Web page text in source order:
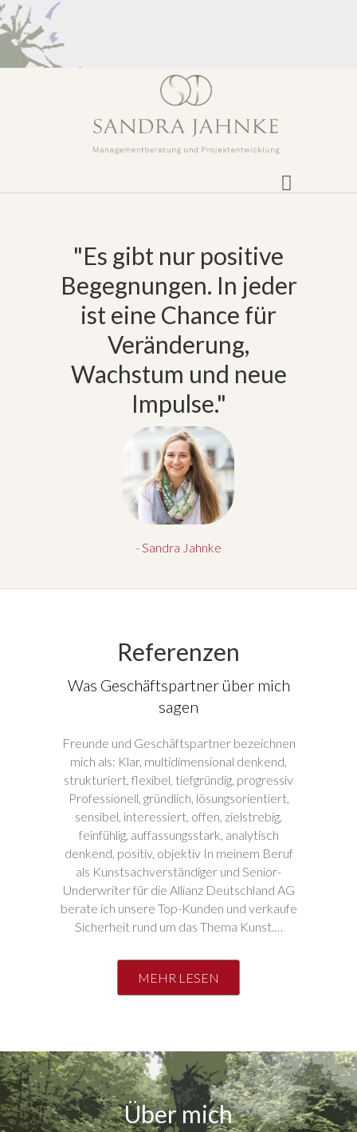
"Es gibt nur positive
Begegnungen. In jeder
ist eine Chance für
Veränderung,
Wachstum und neue
Impulse."
- Sandra Jahnke
Referenzen
Was Geschäftspartner über mich
sagen
Freunde und Geschäftspartner bezeichnen
mich als: Klar, multidimensional denkend,
strukturiert, flexibel, tiefgründig, progressiv
Professionell, gründlich, lösungsorientiert,
sensibel, interessiert, offen, zielstrebig,
feinfühlig, auffassungsstark, analytisch
denkend, positiv, objektiv In meinem Beruf
als Kunstsachverständiger und Senior-
Underwriter für die Allianz Deutschland AG
berate ich unsere Top-Kunden und verkaufe
Sicherheit rund um das Thema Kunst.…
MEHR LESEN
Über mich